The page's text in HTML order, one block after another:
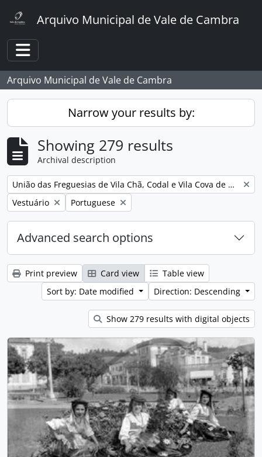
Arquivo Municipal de Vale de Cambra
Toggle navigation
Arquivo Municipal de Vale de Cambra
Narrow your results by:
Showing 279 results
Archival description
Remove filter:
União das Freguesias de Vila Chã, Codal e Vila Cova de Perrinho
Remove filter:
Vestuário Remove filter:
Portuguese
Advanced search options
Print preview Card view
Table view
Sort by: Date modified
Direction: Descending
Show 279 results with digital objects